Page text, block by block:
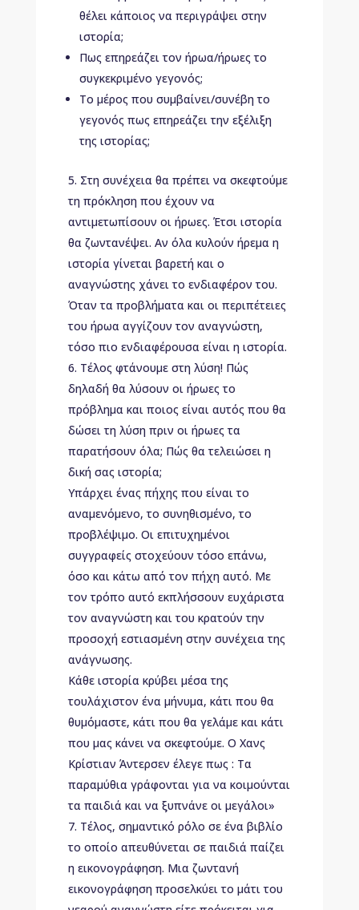
θέλει κάποιος να περιγράψει στην
ιστορία;
Πως επηρεάζει τον ήρωα/ήρωες το
συγκεκριμένο γεγονός;
Το μέρος που συμβαίνει/συνέβη το
γεγονός πως επηρεάζει την εξέλιξη
της ιστορίας;
Στη συνέχεια θα πρέπει να σκεφτούμε
τη πρόκληση που έχουν να
αντιμετωπίσουν οι ήρωες. Έτσι ιστορία
θα ζωντανέψει. Αν όλα κυλούν ήρεμα η
ιστορία γίνεται βαρετή και ο
αναγνώστης χάνει το ενδιαφέρον του.
Όταν τα προβλήματα και οι περιπέτειες
του ήρωα αγγίζουν τον αναγνώστη,
τόσο πιο ενδιαφέρουσα είναι η ιστορία.
Τέλος φτάνουμε στη λύση! Πώς
δηλαδή θα λύσουν οι ήρωες το
πρόβλημα και ποιος είναι αυτός που θα
δώσει τη λύση πριν οι ήρωες τα
παρατήσουν όλα; Πώς θα τελειώσει η
δική σας ιστορία;
Υπάρχει ένας πήχης που είναι το
αναμενόμενο, το συνηθισμένο, το
προβλέψιμο. Οι επιτυχημένοι
συγγραφείς στοχεύουν τόσο επάνω,
όσο και κάτω από τον πήχη αυτό. Με
τον τρόπο αυτό εκπλήσσουν ευχάριστα
τον αναγνώστη και του κρατούν την
προσοχή εστιασμένη στην συνέχεια της
ανάγνωσης.
Κάθε ιστορία κρύβει μέσα της
τουλάχιστον ένα μήνυμα, κάτι που θα
θυμόμαστε, κάτι που θα γελάμε και κάτι
που μας κάνει να σκεφτούμε. Ο Χανς
Κρίστιαν Άντερσεν έλεγε πως : Τα
παραμύθια γράφονται για να κοιμούνται
τα παιδιά και να ξυπνάνε οι μεγάλοι»
Τέλος, σημαντικό ρόλο σε ένα βιβλίο
το οποίο απευθύνεται σε παιδιά παίζει
η εικονογράφηση. Μια ζωντανή
εικονογράφηση προσελκύει το μάτι του